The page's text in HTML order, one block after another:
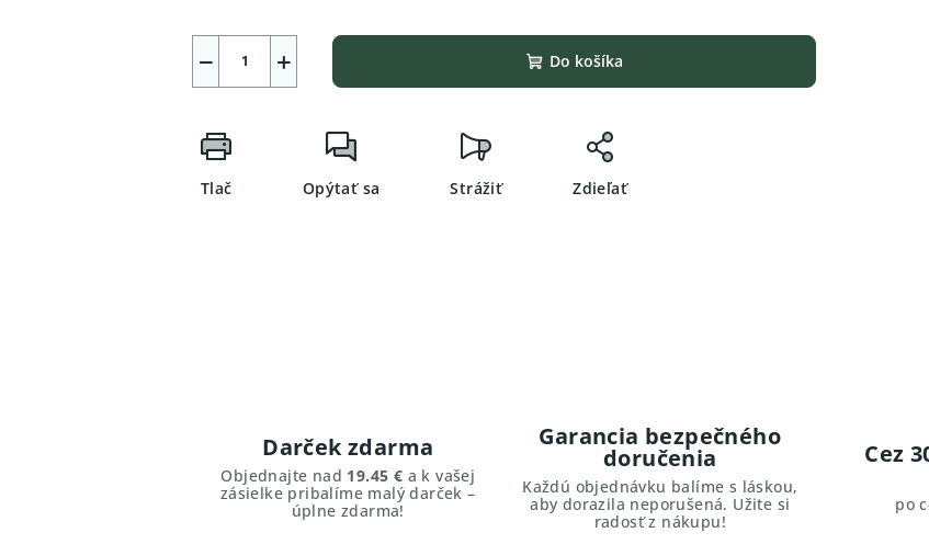
+
− Do košíka
Tlač Opýtať sa Strážiť Zdieľať
Darček zdarma
Objednajte nad 19.45 € a k vašej
zásielke pribalíme malý darček –
úplne zdarma!
Garancia bezpečného
doručenia
Každú objednávku balíme s láskou,
aby dorazila neporušená. Užite si
radosť z nákupu!
Cez
po